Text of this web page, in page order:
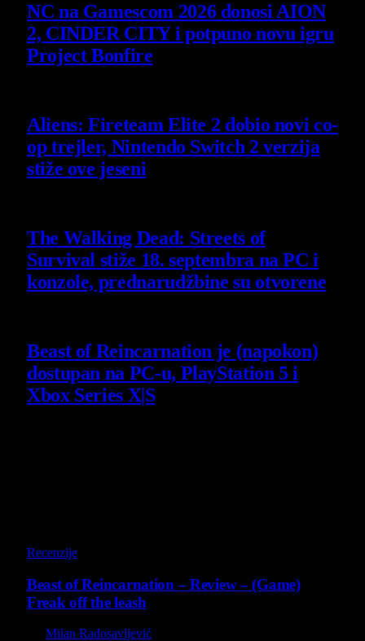
NC na Gamescom 2026 donosi AION
2, CINDER CITY i potpuno novu igru
Project Bonfire
Aliens: Fireteam Elite 2 dobio novi co-
op trejler, Nintendo Switch 2 verzija
stiže ove jeseni
The Walking Dead: Streets of
Survival stiže 18. septembra na PC i
konzole, prednarudžbine su otvorene
Beast of Reincarnation je (napokon)
dostupan na PC-u, PlayStation 5 i
Xbox Series X|S
Recenzije
Beast of Reincarnation – Review – (Game)
Freak off the leash
Milan Radosavljević